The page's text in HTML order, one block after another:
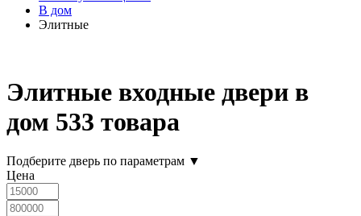
В дом
Элитные
Элитные входные двери в
дом 533 товара
Подберите дверь по параметрам ▼
Цена